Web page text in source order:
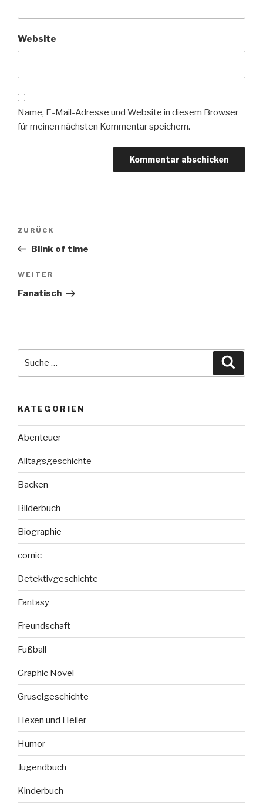
Website
Name, E-Mail-Adresse und Website in diesem Browser
für meinen nächsten Kommentar speichern.
Beitragsnavigation
Vorheriger
Beitrag
ZURÜCK
Blink of time
Nächster
Beitrag
WEITER
Fanatisch
KATEGORIEN
Abenteuer
Alltagsgeschichte
Backen
Bilderbuch
Biographie
comic
Detektivgeschichte
Fantasy
Freundschaft
Fußball
Graphic Novel
Gruselgeschichte
Hexen und Heiler
Humor
Jugendbuch
Kinderbuch